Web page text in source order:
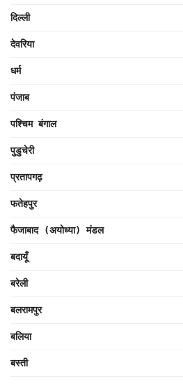
दिल्ली
देवरिया
धर्म
पंजाब
पश्चिम बंगाल
पुडुचेरी
प्रतापगढ़
फतेहपुर
फैजाबाद (अयोध्या) मंडल
बदायूँ
बरेली
बलरामपुर
बलिया
बस्ती